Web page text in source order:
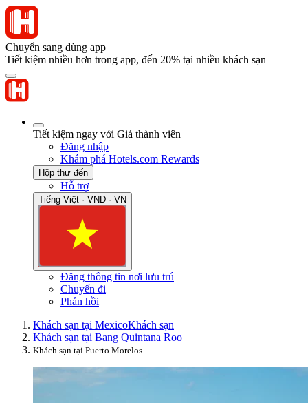
Chuyển sang dùng app
Tiết kiệm nhiều hơn trong app, đến 20% tại nhiều khách sạn
Tiết kiệm ngay với Giá thành viên
Đăng nhập
Khám phá Hotels.com Rewards
Hộp thư đến
Hỗ trợ
Tiếng Việt · VND · VN
Đăng thông tin nơi lưu trú
Chuyến đi
Phản hồi
Khách sạn tại MexicoKhách sạn
Khách sạn tại Bang Quintana Roo
Khách sạn tại Puerto Morelos